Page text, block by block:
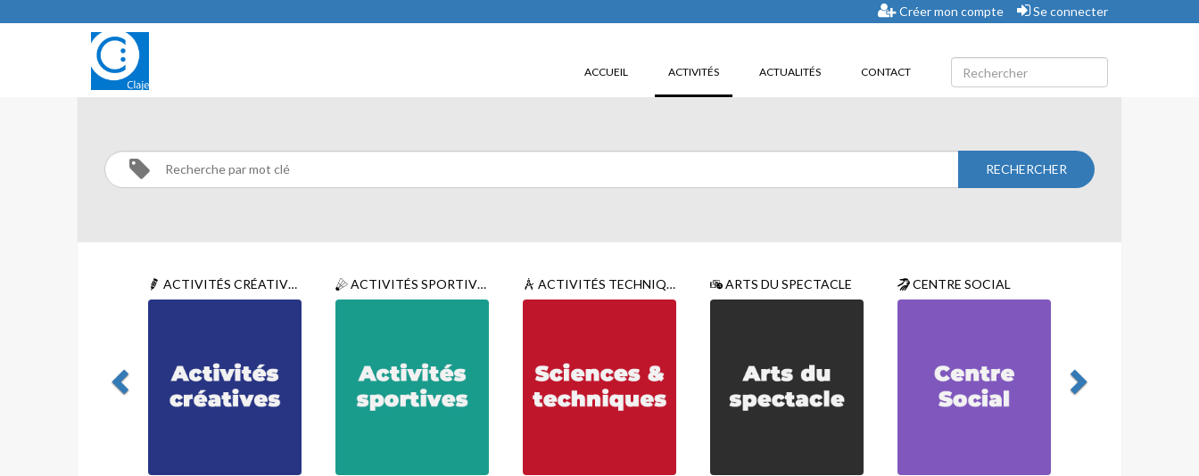
Créer mon compte Se connecter
ACCUEIL ACTIVITÉS(CURRENT)ACTUALITÉS CONTACT
MISE
EN
ACTIVITÉS CRÉATIVES ACTIVITÉS SPORTIVES ACTIVITÉS TECHNIQUES ET SCIENTIFIQUES ARTS DU SPECTACLE CENTRE SOCIAL